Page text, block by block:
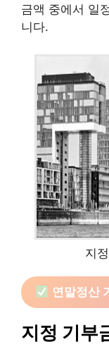
금액 중에서 일
니다.
지
연말정산
지정 기부